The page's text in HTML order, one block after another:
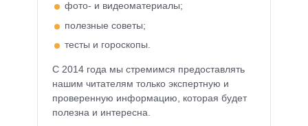
фото- и видеоматериалы;
полезные советы;
тесты и гороскопы.
С 2014 года мы стремимся предоставлять
нашим читателям только экспертную и
проверенную информацию, которая будет
полезна и интересна.